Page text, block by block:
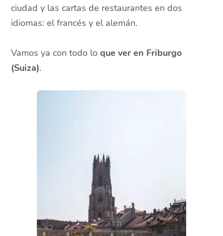
ciudad y las cartas de restaurantes en dos
idiomas: el francés y el alemán.
Vamos ya con todo loque ver en Friburgo
(Suiza).